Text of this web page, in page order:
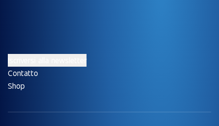
Contatto
Shop